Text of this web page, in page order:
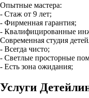
Опытные мастера:
- Стаж от 9 лет;
- Фирменная гарантия;
- Квалифицированные
Современная студия
- Всегда чисто;
- Светлые просторные
- Есть зона ожидания;
Услуги